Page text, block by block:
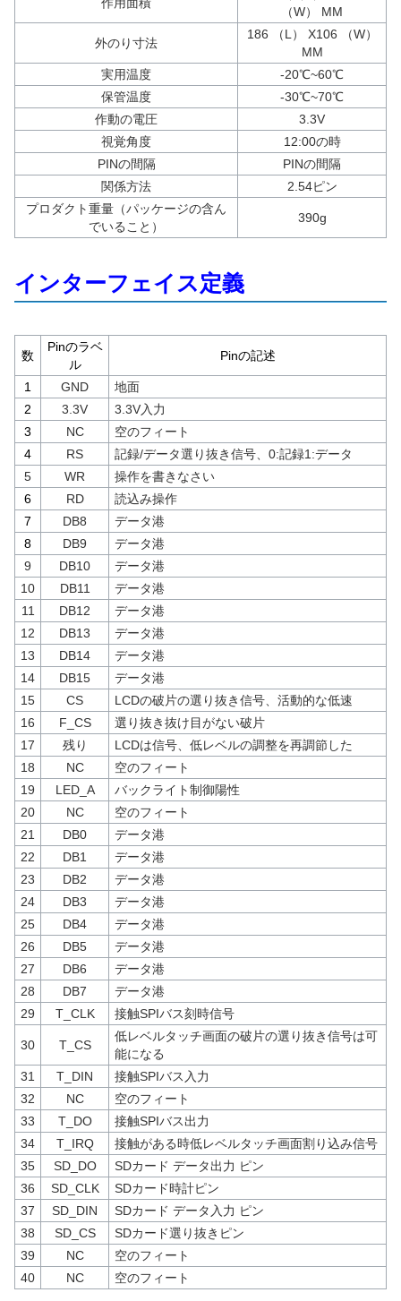
（W） MM
外のり寸法
186 （L） X106 （W）
MM
実用温度
-20℃~60℃
保管温度
-30℃~70℃
作動の電圧
3.3V
視覚角度
12:00の時
PINの間隔
PINの間隔
関係方法
2.54ピン
プロダクト重量（パッケージの含ん
でいること）
390g
インターフェイス定義
数
Pinのラベ
ル
Pinの記述
1 GND
地面
2
3.3V
3.3V入力
3
NC
空のフィート
4
RS
記録/データ選り抜き信号、0:記録1:データ
5
WR
操作を書きなさい
6
RD
読込み操作
7
DB8
データ港
8
DB9
データ港
9
DB10
データ港
10
DB11
データ港
11
DB12
データ港
12
DB13
データ港
13
DB14
データ港
14
DB15
データ港
15
CS
LCDの破片の選り抜き信号、活動的な低速
16
F_CS
選り抜き抜け目がない破片
17
残り
LCDは信号、低レベルの調整を再調節した
18
NC
空のフィート
19
LED_A
バックライト制御陽性
20
NC
空のフィート
21
DB0
データ港
22
DB1
データ港
23
DB2
データ港
24
DB3
データ港
25
DB4
データ港
26
DB5
データ港
27
DB6
データ港
28
DB7
データ港
29
T_CLK 接触SPIバス刻時信号
30 T_CS
低レベルタッチ画面の破片の選り抜き信号は可
能になる
31
T_DIN
接触SPIバス入力
32
NC
空のフィート
33
T_DO
接触SPIバス出力
34
T_IRQ
接触がある時低レベルタッチ画面割り込み信号
35
SD_DO
SDカード データ出力 ピン
36
SD_CLK
SDカード時計ピン
37
SD_DIN
SDカード データ入力 ピン
38
SD_CS
SDカード選り抜きピン
39
NC
空のフィート
40
NC 空のフィート